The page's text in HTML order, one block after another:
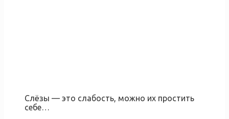
Слёзы — это слабость, можно их простить
себе…